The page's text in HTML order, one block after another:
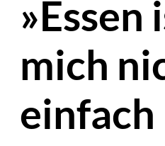
»Essen
mich